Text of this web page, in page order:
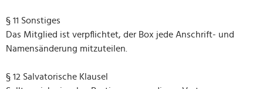
§ 11 Sonstiges
Das Mitglied ist verpflichtet, der Box jede Anschrift- und
Namensänderung mitzuteilen.
§ 12 Salvatorische Klausel